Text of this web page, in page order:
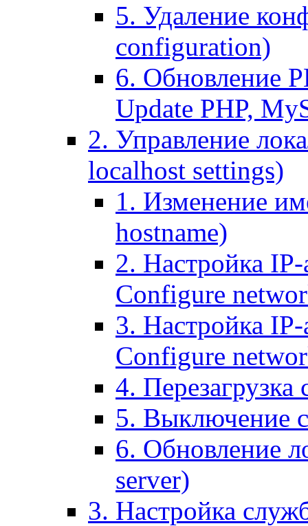
5. Удаление
configuration)
6. Обновление
Update PHP,
2. Управление
localhost settings)
1. Изменение
hostname)
2. Настройка IP-
Configure
3. Настройка
Configure
4. Перезагрузка
5. Выключение
6. Обновление
server)
3. Настройка